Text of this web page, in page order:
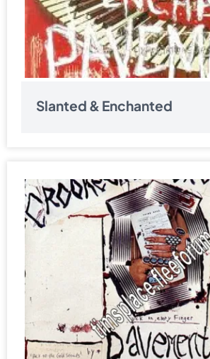
Slanted & Enchanted